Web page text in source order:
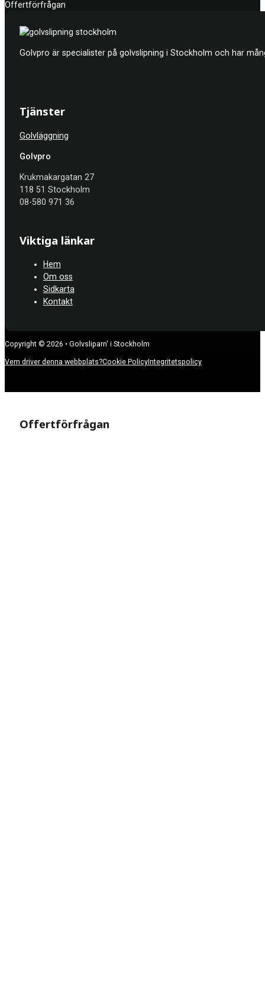
Offertförfrågan
Golvpro är specialister på golvslipning i Stockholm och har
Tjänster
Golvläggning
Golvpro
Krukmakargatan 27
118 51 Stockholm
08-580 971 36
Viktiga länkar
Hem
Om oss
Sidkarta
Kontakt
Copyright © 2026 • Golvsliparn' i Stockholm
Vem driver denna webbplats?Cookie PolicyIntegritetspolicy
Offertförfrågan